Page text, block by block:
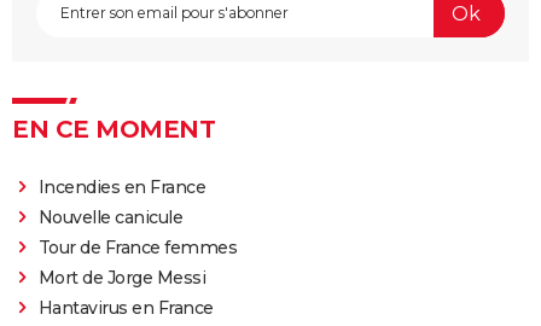
EN CE MOMENT
Incendies en France
Nouvelle canicule
Tour de France femmes
Mort de Jorge Messi
Hantavirus en France